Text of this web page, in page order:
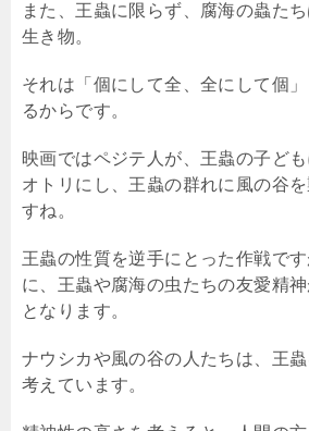
また、王蟲に限らず、腐海の蟲た
生き物。
それは「個にして全、全にして個
るからです。
映画ではペジテ人が、王蟲の子ど
オトリにし、王蟲の群れに風の谷
すね。
王蟲の性質を逆手にとった作戦で
に、王蟲や腐海の虫たちの友愛精
となります。
ナウシカや風の谷の人たちは、王
考えています。